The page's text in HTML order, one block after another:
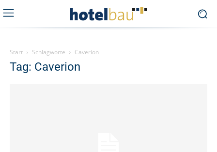
Start Schlagworte Caverion
Tag: Caverion